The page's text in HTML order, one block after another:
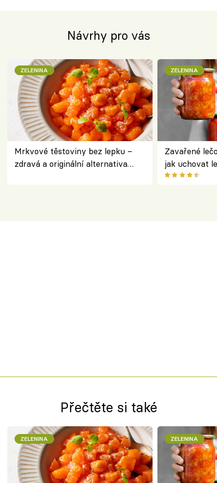
Návrhy pro vás
ZELENINA
Mrkvové těstoviny bez lepku –
zdravá a originální alternativa
ZELENINA
Zavařené
jak uchovat
Přečtěte si také
ZELENINA ZELENINA